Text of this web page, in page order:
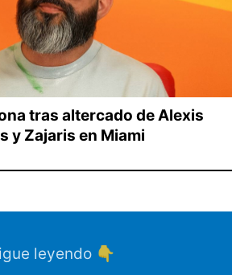
tras altercado de Alexis
y Zajaris en Miami
leyendo 👇